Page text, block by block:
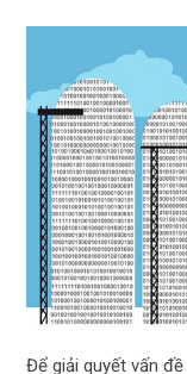
Để giải quyết vấn